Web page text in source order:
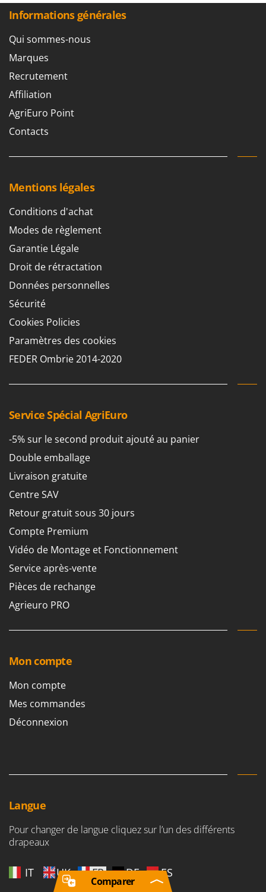
Informations générales
Qui sommes-nous
Marques
Recrutement
Affiliation
AgriEuro Point
Contacts
Mentions légales
Conditions d'achat
Modes de règlement
Garantie Légale
Droit de rétractation
Données personnelles
Sécurité
Cookies Policies
Paramètres des cookies
FEDER Ombrie 2014-2020
Service Spécial AgriEuro
-5% sur le second produit ajouté au panier
Double emballage
Livraison gratuite
Centre SAV
Retour gratuit sous 30 jours
Compte Premium
Vidéo de Montage et Fonctionnement
Service après-vente
Pièces de rechange
Agrieuro PRO
Mon compte
Mon compte
Mes commandes
Déconnexion
Langue
Pour changer de langue cliquez sur l’un des différents
drapeaux
IT UK FR DE ES
Comparer